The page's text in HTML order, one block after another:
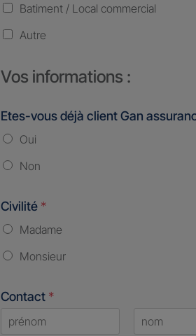
Batiment / Local commercial
Autre
Vos informations :
Etes-vous déjà client Gan
Oui
Non
Civilité *
Madame
Monsieur
Contact *